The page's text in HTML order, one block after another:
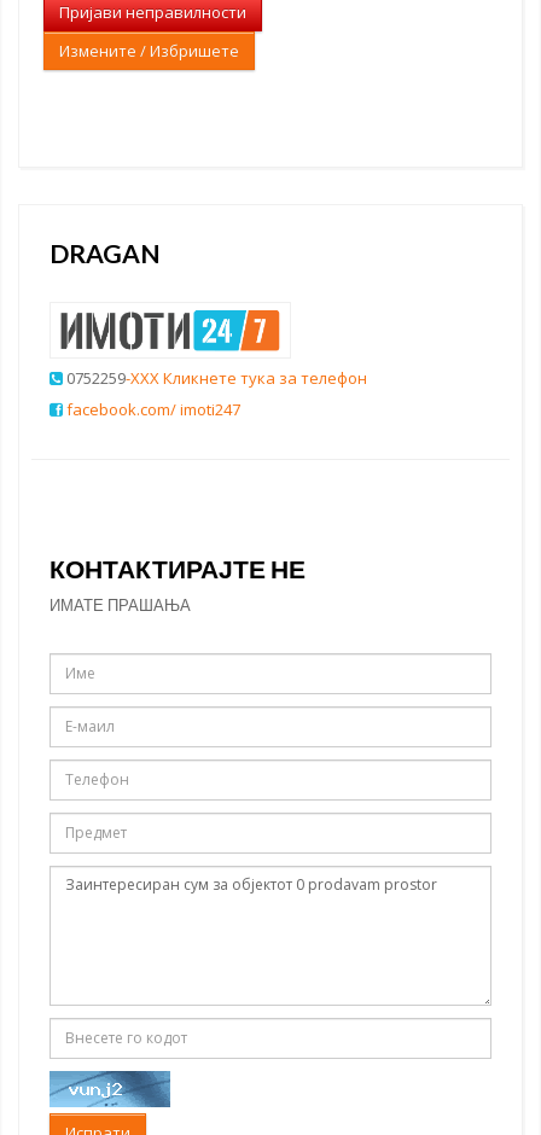
Пријави неправилности
Измените / Избришете
DRAGAN
0752259-XXX Кликнете тука за телефон
facebook.com/ imoti247
КОНТАКТИРАЈТЕ НЕ
ИМАТЕ ПРАШАЊА